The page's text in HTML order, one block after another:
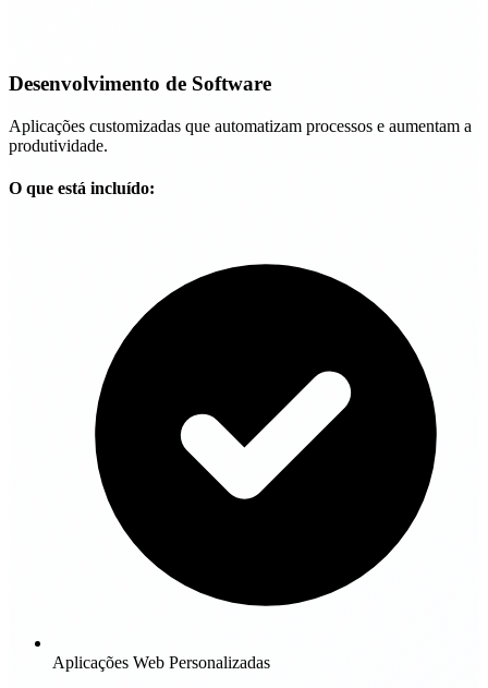
Desenvolvimento de Software
Aplicações customizadas que automatizam processos e aumentam a
produtividade.
O que está incluído:
Aplicações Web Personalizadas